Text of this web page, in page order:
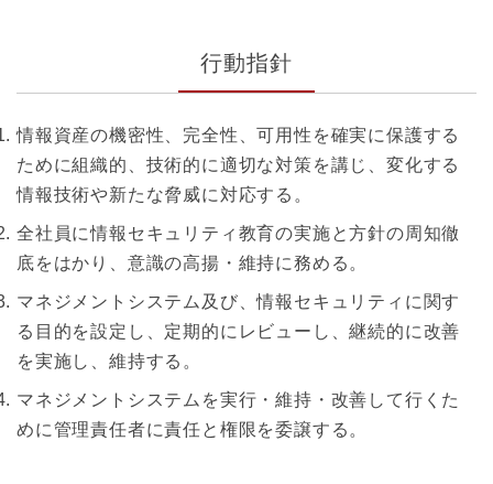
行動指針
情報資産の機密性、完全性、可用性を確実に保護する
ために組織的、技術的に適切な対策を講じ、変化する
情報技術や新たな脅威に対応する。
全社員に情報セキュリティ教育の実施と方針の周知徹
底をはかり、意識の高揚・維持に務める。
マネジメントシステム及び、情報セキュリティに関す
る目的を設定し、定期的にレビューし、継続的に改善
を実施し、維持する。
マネジメントシステムを実行・維持・改善して行くた
めに管理責任者に責任と権限を委譲する。